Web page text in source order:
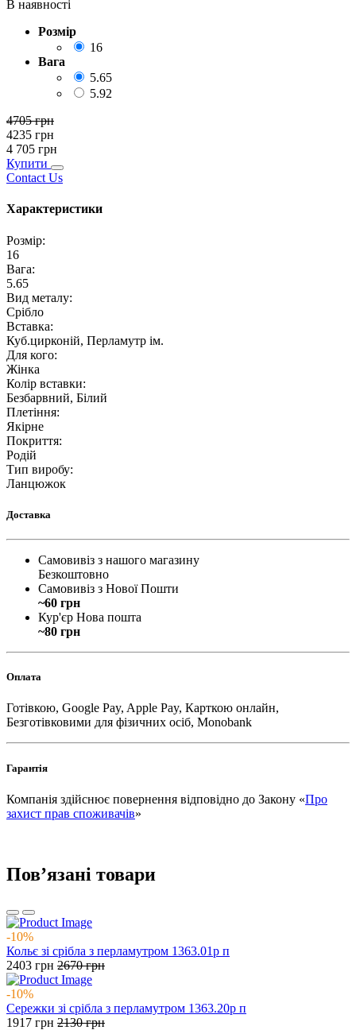
В наявності
Розмір
16
Вага
5.65
5.92
4705грн
4235 грн
4 705 грн
Купити
Contact Us
Характеристики
Розмір:
16
Вага:
5.65
Вид металу:
Срібло
Вставка:
Куб.цирконій, Перламутр ім.
Для кого:
Жінка
Колір вставки:
Безбарвний, Білий
Плетіння:
Якірне
Покриття:
Родій
Тип виробу:
Ланцюжок
Доставка
Самовивіз з нашого магазину
Безкоштовно
Самовивіз з Нової Пошти
~60 грн
Кур'єр Нова пошта
~80 грн
Оплата
Готівкою, Google Pay, Apple Pay, Карткою онлайн,
Безготівковими для фізичних осіб, Monobank
Гарантія
Компанія здійснює повернення відповідно до Закону «Про
захист прав споживачів»
Повʼязані товари
-10%
Кольє зі срібла з перламутром 1363.01р п
2403 грн 2670грн
-10%
Сережки зі срібла з перламутром 1363.20р п
1917 грн 2130грн